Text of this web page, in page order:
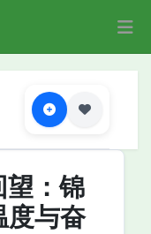
望：锦
度与奋